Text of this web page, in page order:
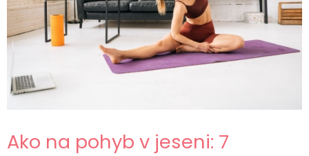
Ako na pohyb v jeseni: 7